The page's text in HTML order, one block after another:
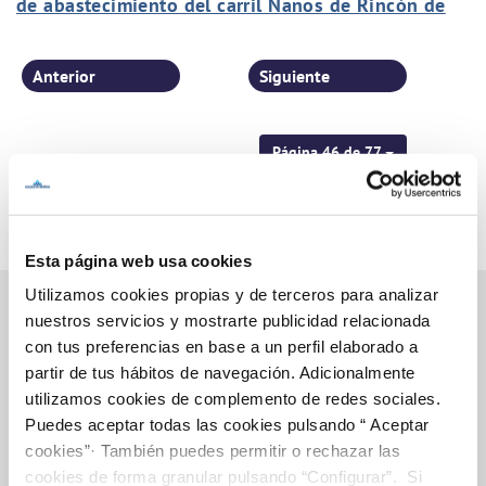
Esta página web usa cookies
Utilizamos cookies propias y de terceros para analizar
nuestros servicios y mostrarte publicidad relacionada
con tus preferencias en base a un perfil elaborado a
partir de tus hábitos de navegación. Adicionalmente
utilizamos cookies de complemento de redes sociales.
Puedes aceptar todas las cookies pulsando “ Aceptar
cookies”· También puedes permitir o rechazar las
cookies de forma granular pulsando “Configurar”. Si
Página 46 de 77
Anterior Siguiente
Inicio
Gestiones Online